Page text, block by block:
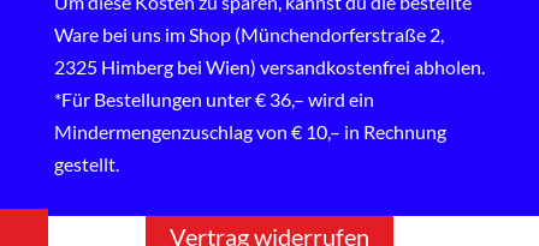
Ware bei uns im Shop (Münchendorferstraße 2,
2325 Himberg bei Wien) versandkostenfrei abholen.
*Für Bestellungen unter € 36,– wird ein
Mindermengenzuschlag von € 10,– in Rechnung
gestellt.
Vertrag widerrufen